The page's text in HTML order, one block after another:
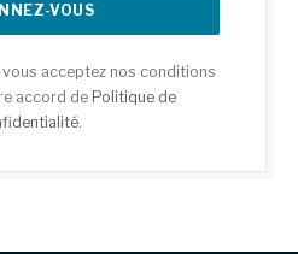
vous acceptez nos conditions
accord de Politique de
.